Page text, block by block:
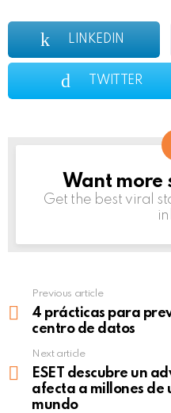
LINKEDIN
TWITTER
NEWSLETTER
Want more
Get the best viral
more
Previous article
4 prácticas para
centro de datos
Next article
ESET descubre un
afecta a millones de
mundo